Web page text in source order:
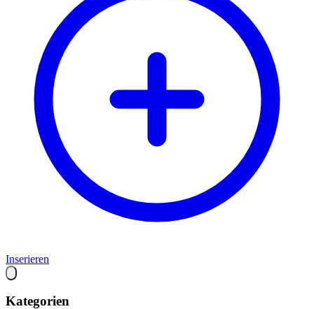
Inserieren
Kategorien